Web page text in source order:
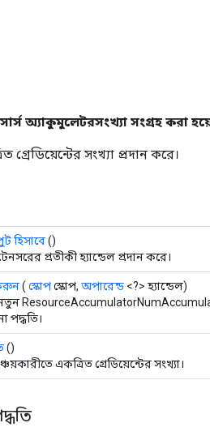
অ্যাকুমুলেটরসংখ্যা সংগ্রহ করা
গ্রেডিয়েন্টের সংখ্যা প্রদান করে।
হিসাবে()
প্রতীকী হ্যান্ডেল প্রদান করে।
( স্কোপস্কোপ, অপারেন্ড <?> হ্যান্ডেল)
পদ্ধতি।
()
একত্রিত গ্রেডিয়েন্টের সংখ্যা।